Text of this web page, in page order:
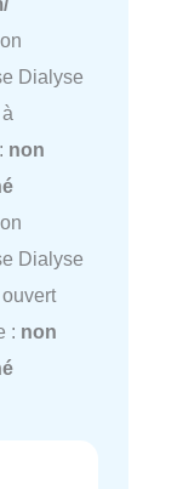
Dialyse
non
Dialyse
: non